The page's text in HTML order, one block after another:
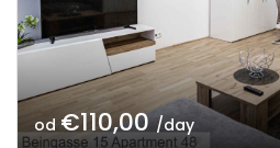
od €110,00/day